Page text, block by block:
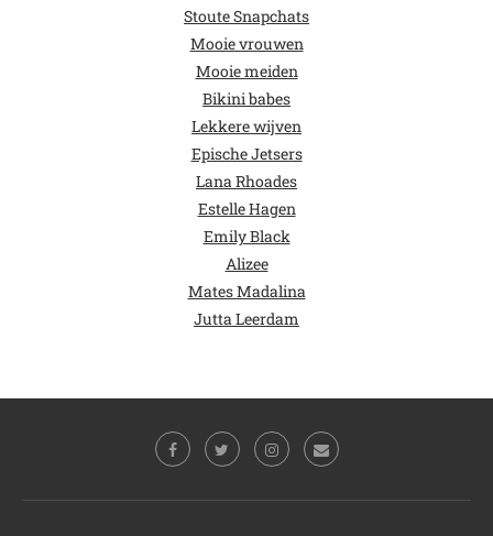
Stoute Snapchats
Mooie vrouwen
Mooie meiden
Bikini babes
Lekkere wijven
Epische Jetsers
Lana Rhoades
Estelle Hagen
Emily Black
Alizee
Mates Madalina
Jutta Leerdam